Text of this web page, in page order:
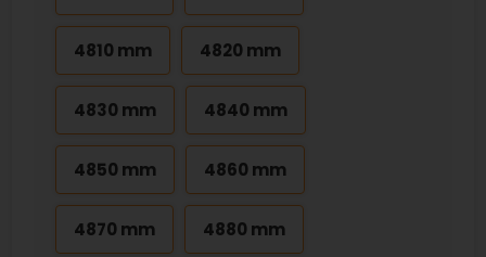
4810 mm 4820 mm
4830 mm 4840 mm
4850 mm 4860 mm
4870 mm 4880 mm